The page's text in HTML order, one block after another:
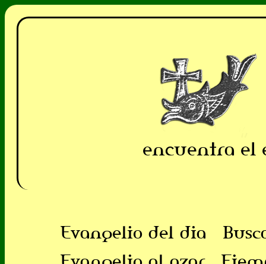
encuentra el
Evangelio del dia